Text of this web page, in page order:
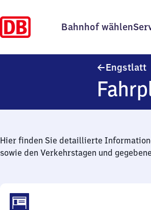
Bahnhof wählen
Engstlatt
Hier finden Sie detaillierte
sowie den Verkehrstagen und